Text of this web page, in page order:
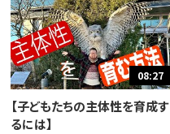
08:27
【子どもたちの主体性を育成す
るには】